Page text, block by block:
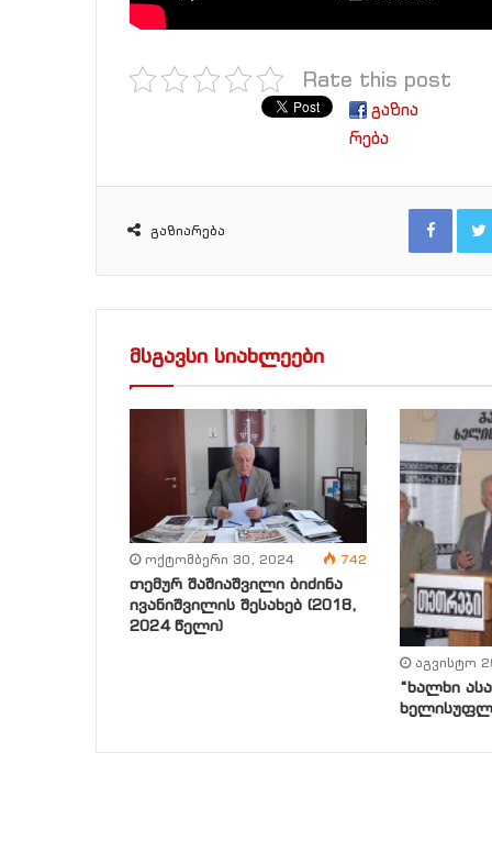
Rate this post
გაზია
რება
გაზიარება
Facebook
მსგავსი სიახლეები
ოქტომბერი 30, 2024 742
თემურ შაშიაშვილი ბიძინა
ივანიშვილის შესახებ (2018,
2024 წელი)
აგვისტო
“ხალხი